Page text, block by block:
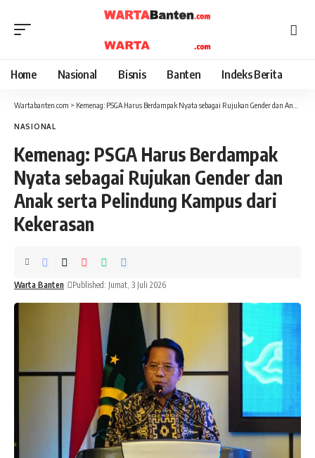
Home Nasional Bisnis Banten Indeks Berita
Wartabanten.com > Kemenag: PSGA Harus Berdampak Nyata sebagai Rujukan Gender dan Anak serta Pelindung Kampus dari Kekerasan
NASIONAL
Kemenag: PSGA Harus Berdampak
Nyata sebagai Rujukan Gender dan
Anak serta Pelindung Kampus dari
Kekerasan
Warta Banten Published: Jumat, 3 Juli 2026